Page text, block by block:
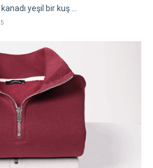
yeşil bir kuş ...